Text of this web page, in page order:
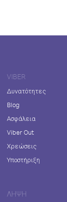
VIBER
Δυνατότητες
Blog
Ασφάλεια
Viber Out
Χρεώσεις
Υποστήριξη
ΛΉΨΗ